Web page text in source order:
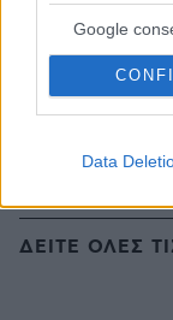
Google
Data
Είδατε
ξεκολλήσετε
πριν 30 λεπτά
Η επόμενη μέρα
Ρέθυμνο , η
ΔΕΙΤΕ ΟΛΕΣ